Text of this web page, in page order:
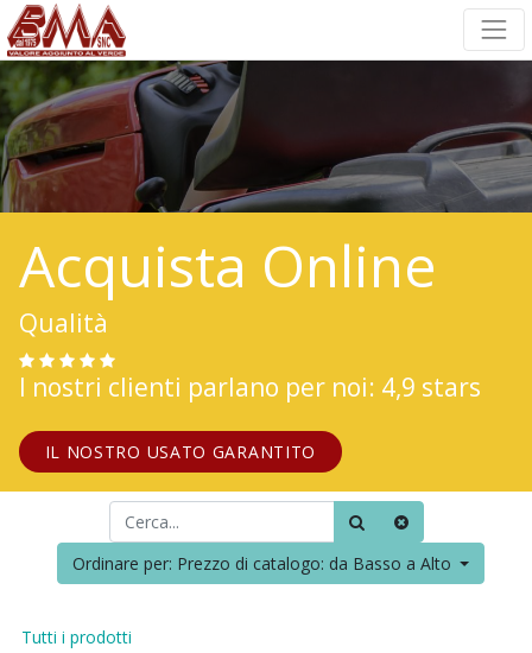
Acquista Online
Qualità
I nostri clienti parlano per noi: 4,9 stars
IL NOSTRO USATO GARANTITO
Ordinare per: Prezzo di catalogo: da Basso a Alto
Tutti i prodotti